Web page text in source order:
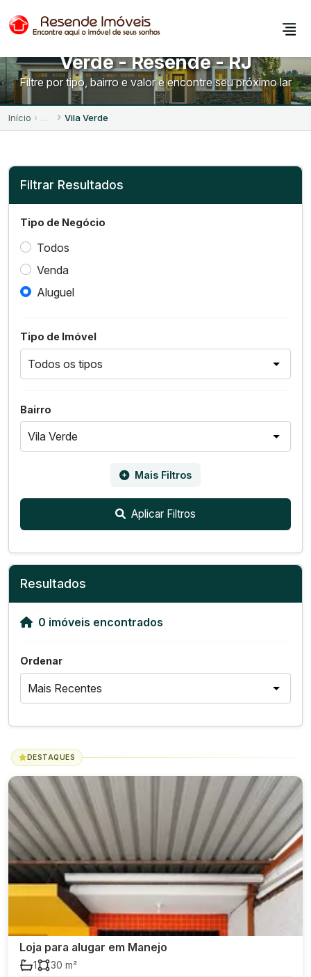
Imóveis para Alugar no Vila
Verde - Resende - RJ
Filtre por tipo, bairro e valor e encontre seu próximo lar
Início Vila Verde
Filtrar Resultados
Tipo de Negócio
Todos
Venda
Aluguel
Tipo de Imóvel
Bairro
Mais Filtros
Aplicar Filtros
Resultados
0 imóveis encontrados
Ordenar
DESTAQUES
Loja para alugar em Manejo
1 30 m²